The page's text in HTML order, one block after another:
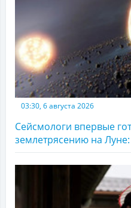
03:30, 6 августа 2026
Сейсмологи впервые
землетрясению на